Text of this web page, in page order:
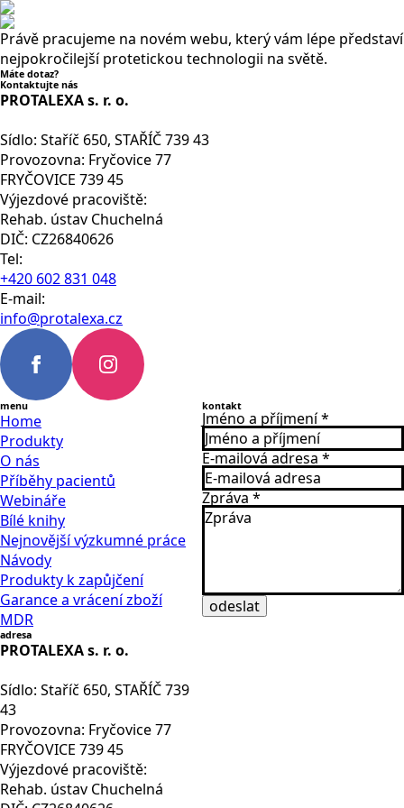
Právě pracujeme na novém webu, který vám lépe představí
nejpokročilejší protetickou technologii na světě.
Máte dotaz?
Kontaktujte nás
PROTALEXA s. r. o.
Sídlo: Staříč 650, STAŘÍČ 739 43
Provozovna: Fryčovice 77
FRYČOVICE 739 45
Výjezdové pracoviště:
Rehab. ústav Chuchelná
DIČ: CZ26840626
Tel:
+420 602 831 048
E-mail:
info@protalexa.cz
menu
Home
Produkty
O nás
Příběhy pacientů
Webináře
Bílé knihy
Nejnovější výzkumné práce
Návody
Produkty k zapůjčení
Garance a vrácení zboží
MDR
adresa
PROTALEXA s. r. o.
Sídlo: Staříč 650, STAŘÍČ 739
43
Provozovna: Fryčovice 77
FRYČOVICE 739 45
Výjezdové pracoviště:
Rehab. ústav Chuchelná
kontakt
Jméno a příjmení*
E-mailová adresa *
Zpráva *
odeslat